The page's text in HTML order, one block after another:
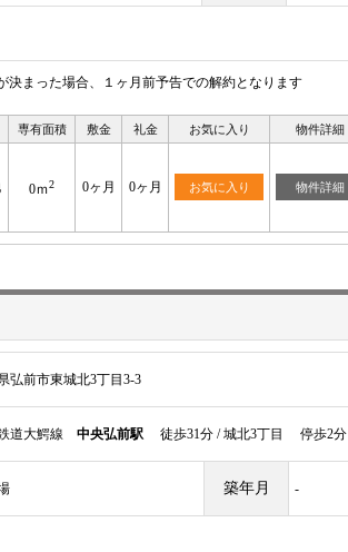
まった場合、１ヶ月前予告での解約となります
専有面積 敷金 礼金 お気に入り 物件詳細
0ｍ2 0ヶ月 0ヶ月 お気に入り 物件詳細
弘前市東城北3丁目3-3
道大鰐線 中央弘前駅 徒歩31分 / 城北3丁目 停歩2分
築年月 -